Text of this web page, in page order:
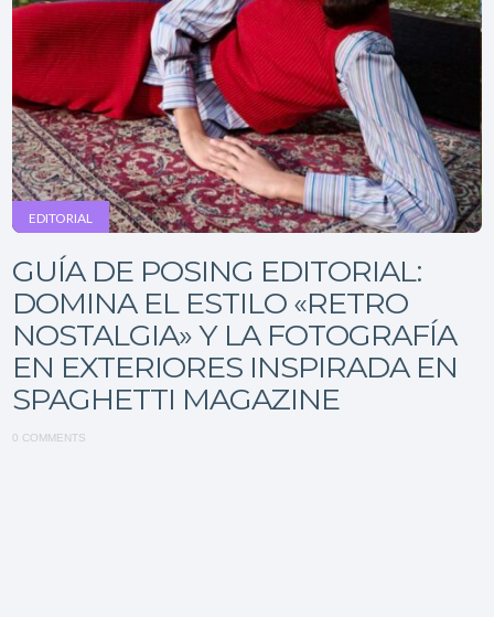
EDITORIAL
GUÍA DE POSING EDITORIAL:
DOMINA EL ESTILO «RETRO
NOSTALGIA» Y LA FOTOGRAFÍA
EN EXTERIORES INSPIRADA EN
SPAGHETTI MAGAZINE
0 COMMENTS